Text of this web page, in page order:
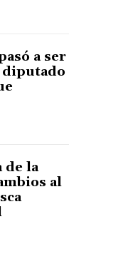
a ser
diputado
de la
al